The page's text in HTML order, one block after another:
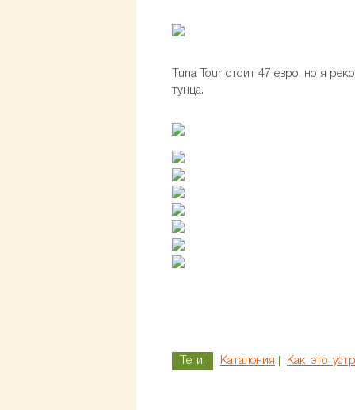
Tuna Tour стоит 47 евро, но я
тунца.
Теги: Каталония